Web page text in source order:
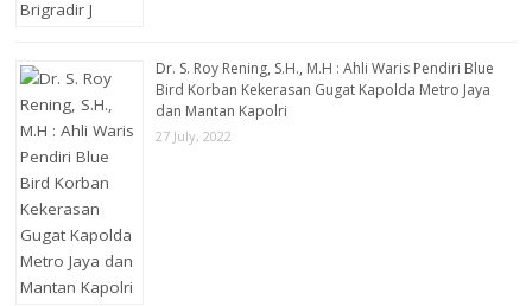
Dr. S. Roy Rening, S.H., M.H : Ahli Waris Pendiri Blue
Bird Korban Kekerasan Gugat Kapolda Metro Jaya
dan Mantan Kapolri
27 July, 2022